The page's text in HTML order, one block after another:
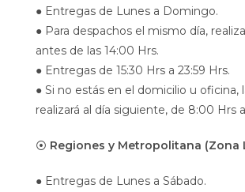
● Entregas de Lunes a Domingo.
● Para despachos el mismo día,
antes de las 14:00 Hrs.
● Entregas de 15:30 Hrs a 23:59 Hrs.
● Si no estás en el domicilio u oficina,
realizará al día siguiente, de 8:00 Hrs
⦿ Regiones y Metropolitana (Zona
● Entregas de Lunes a Sábado.